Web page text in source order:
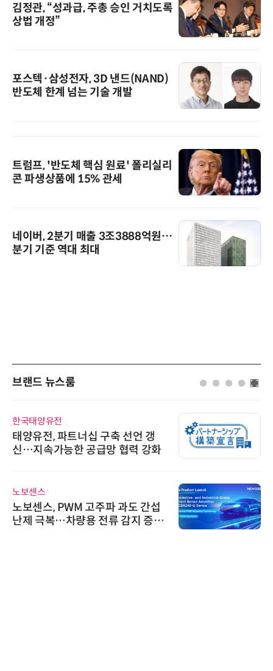
김정관, “성과급, 주총 승인 거치도록
상법 개정”
포스텍·삼성전자, 3D 낸드(NAND)
반도체 한계 넘는 기술 개발
트럼프, '반도체 핵심 원료' 폴리실리
콘 파생상품에 15% 관세
네이버, 2분기 매출 3조3888억원…
분기 기준 역대 최대
브랜드 뉴스룸
한국태양유전
태양유전, 파트너십 구축 선언 갱
신…지속가능한 공급망 협력 강화
노보센스
노보센스, PWM 고주파 과도 간섭
난제 극복…차량용 전류 감지 증폭